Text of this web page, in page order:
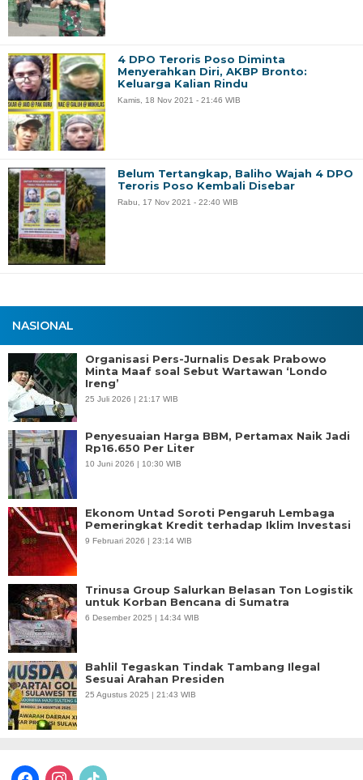
NASIONAL
Organisasi Pers-Jurnalis Desak Prabowo
Minta Maaf soal Sebut Wartawan ‘Londo
Ireng’
25 Juli 2026 | 21:17 WIB
Penyesuaian Harga BBM, Pertamax Naik Jadi
Rp16.650 Per Liter
10 Juni 2026 | 10:30 WIB
Ekonom Untad Soroti Pengaruh Lembaga
Pemeringkat Kredit terhadap Iklim Investasi
9 Februari 2026 | 23:14 WIB
Trinusa Group Salurkan Belasan Ton Logistik
untuk Korban Bencana di Sumatra
6 Desember 2025 | 14:34 WIB
Bahlil Tegaskan Tindak Tambang Ilegal
Sesuai Arahan Presiden
25 Agustus 2025 | 21:43 WIB
facebookinstagram
tiktok
4 DPO Teroris Poso Diminta
Menyerahkan Diri, AKBP Bronto:
Keluarga Kalian Rindu
Kamis, 18 Nov 2021 - 21:46 WIB
Belum Tertangkap, Baliho Wajah 4 DPO
Teroris Poso Kembali Disebar
Rabu, 17 Nov 2021 - 22:40 WIB